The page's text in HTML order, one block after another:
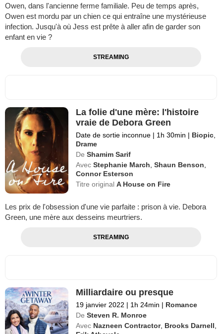
Owen, dans l'ancienne ferme familiale. Peu de temps après,
Owen est mordu par un chien ce qui entraîne une mystérieuse
infection. Jusqu'à où Jess est prête à aller afin de garder son
enfant en vie ?
STREAMING
La folie d'une mère: l'histoire
vraie de Debora Green
Date de sortie inconnue | 1h 30min | Biopic
Drame
De Shamim Sarif
Avec Stephanie March ,Shaun Benson
Connor Esterson
Titre originalA House on Fire
Les prix de l'obsession d'une vie parfaite : prison à vie. Debora
Green, une mère aux desseins meurtriers.
STREAMING
Milliardaire ou presque
19 janvier 2022 | 1h 24min | Romance
De Steven R. Monroe
Avec Nazneen Contractor, Brooks Darnell